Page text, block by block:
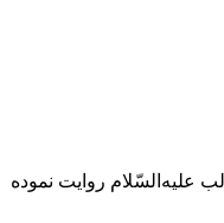
عليه‌السّلام روايت نموده